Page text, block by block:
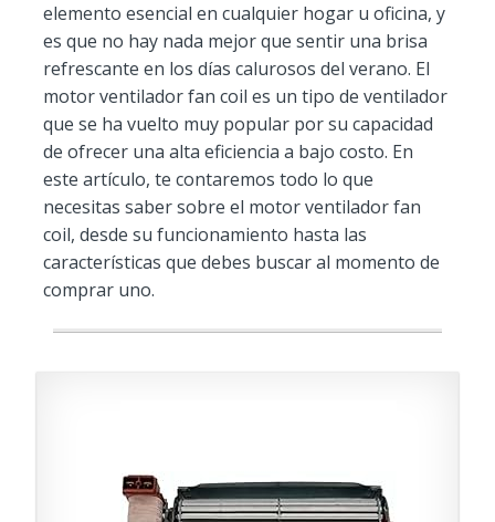
elemento esencial en cualquier hogar u oficina, y
es que no hay nada mejor que sentir una brisa
refrescante en los días calurosos del verano. El
motor ventilador fan coil es un tipo de ventilador
que se ha vuelto muy popular por su capacidad
de ofrecer una alta eficiencia a bajo costo. En
este artículo, te contaremos todo lo que
necesitas saber sobre el motor ventilador fan
coil, desde su funcionamiento hasta las
características que debes buscar al momento de
comprar uno.